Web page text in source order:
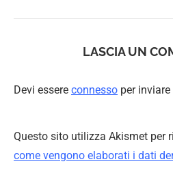
LASCIA UN
Devi essere connesso per
Questo sito utilizza Akismet per
come vengono elaborati i dati